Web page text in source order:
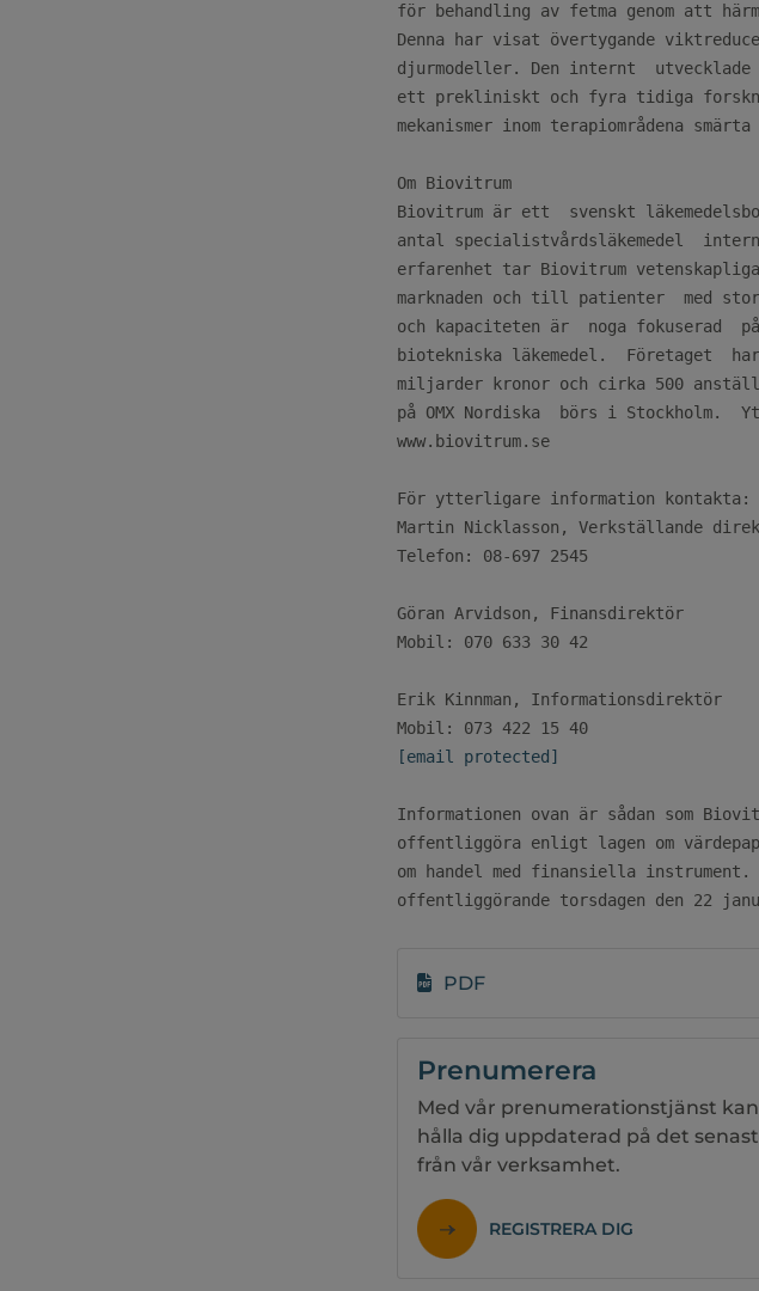
för behandling av fetma genom att
Denna har visat övertygande
djurmodeller. Den internt
ett prekliniskt och fyra tidiga
mekanismer inom terapiområdena
Om Biovitrum
Biovitrum är ett  svenskt
antal specialistvårdsläkemedel
erfarenhet tar Biovitrum
marknaden och till patienter  med
och kapaciteten är  noga fokuserad
biotekniska läkemedel.  Företaget
miljarder kronor och cirka 500
på OMX Nordiska  börs i Stockholm.
www.biovitrum.se
För ytterligare information kontakta:
Martin Nicklasson, Verkställande
Telefon: 08-697 2545
Göran Arvidson, Finansdirektör
Mobil: 070 633 30 42
Erik Kinnman, Informationsdirektör
[email protected]
Informationen ovan är sådan som
offentliggöra enligt lagen om
om handel med finansiella instrument.
offentliggörande torsdagen den 22
PDF
Prenumerera
Med vår prenumerationstjänst
hålla dig uppdaterad på det
från vår verksamhet.
REGISTRERA DIG